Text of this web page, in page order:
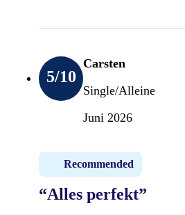
5/10
Carsten
Single/Alleine
Juni 2026
Recommended
“Alles perfekt”